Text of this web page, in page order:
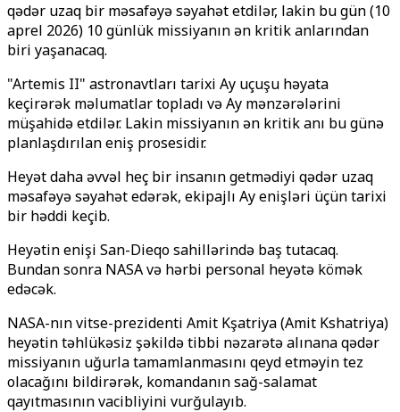
qədər uzaq bir məsafəyə səyahət etdilər, lakin bu gün (10
aprel 2026) 10 günlük missiyanın ən kritik anlarından
biri yaşanacaq.
"Artemis II" astronavtları tarixi Ay uçuşu həyata
keçirərək məlumatlar topladı və Ay mənzərələrini
müşahidə etdilər. Lakin missiyanın ən kritik anı bu günə
planlaşdırılan eniş prosesidir.
Heyət daha əvvəl heç bir insanın getmədiyi qədər uzaq
məsafəyə səyahət edərək, ekipajlı Ay enişləri üçün tarixi
bir həddi keçib.
Heyətin enişi San-Dieqo sahillərində baş tutacaq.
Bundan sonra NASA və hərbi personal heyətə kömək
edəcək.
NASA-nın vitse-prezidenti Amit Kşatriya (Amit Kshatriya)
heyətin təhlükəsiz şəkildə tibbi nəzarətə alınana qədər
missiyanın uğurla tamamlanmasını qeyd etməyin tez
olacağını bildirərək, komandanın sağ-salamat
qayıtmasının vacibliyini vurğulayıb.